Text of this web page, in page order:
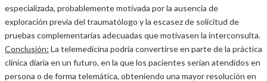
especializada, probablemente motivada por la ausencia de
exploración previa del traumatólogo y la escasez de solicitud de
pruebas complementarias adecuadas que motivasen la interconsulta.
Conclusión: La telemedicina podría convertirse en parte de la práctica
clínica diaria en un futuro, en la que los pacientes serían atendidos en
persona o de forma telemática, obteniendo una mayor resolución en